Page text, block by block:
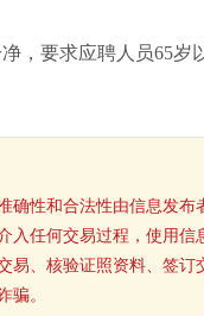
，要求应聘人员65
确性和合法性由信息发布
任何交易过程，使用信
、核验证照资料、签订
。